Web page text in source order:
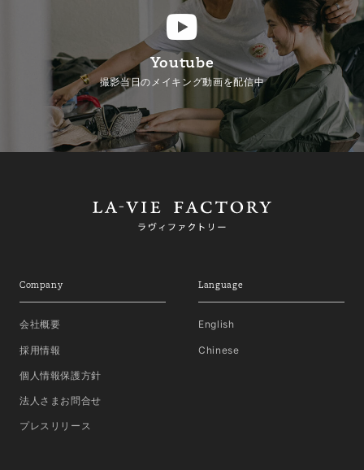
Youtube
撮影当日のメイキング動画を配信中
Company
会社概要
採用情報
個人情報保護方針
法人さまお問合せ
プレスリリース
Language
English
Chinese